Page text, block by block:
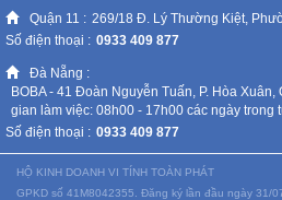
Quận 11 : 269/18 Đ. Lý Thường Kiệt,
Số điện thoại : 0933 409 877
Đà Nẵng :
BOBA - 41 Đoàn Nguyễn Tuấn, P. Hòa Xuân,
gian làm việc: 08h00 - 17h00 các ngày trong
Số điện thoại : 0933 409 877
HỘ KINH DOANH VI TÍNH TOÀN PHÁT
GPKD số 41M8042355. Đăng ký lần đầu ngày 31/